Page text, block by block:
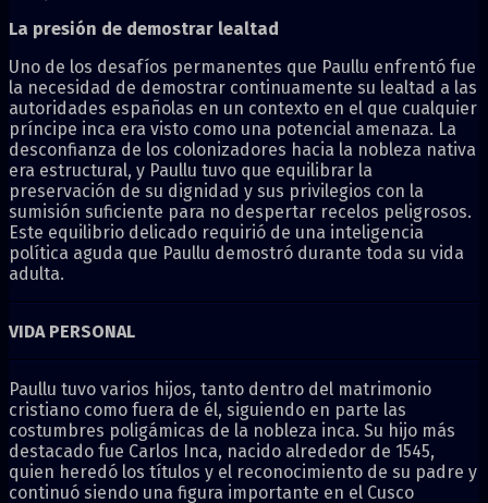
La presión de demostrar lealtad
Uno de los desafíos permanentes que Paullu enfrentó fue
la necesidad de demostrar continuamente su lealtad a las
autoridades españolas en un contexto en el que cualquier
príncipe inca era visto como una potencial amenaza. La
desconfianza de los colonizadores hacia la nobleza nativa
era estructural, y Paullu tuvo que equilibrar la
preservación de su dignidad y sus privilegios con la
sumisión suficiente para no despertar recelos peligrosos.
Este equilibrio delicado requirió de una inteligencia
política aguda que Paullu demostró durante toda su vida
adulta.
VIDA PERSONAL
Paullu tuvo varios hijos, tanto dentro del matrimonio
cristiano como fuera de él, siguiendo en parte las
costumbres poligámicas de la nobleza inca. Su hijo más
destacado fue Carlos Inca, nacido alrededor de 1545,
quien heredó los títulos y el reconocimiento de su padre y
continuó siendo una figura importante en el Cusco